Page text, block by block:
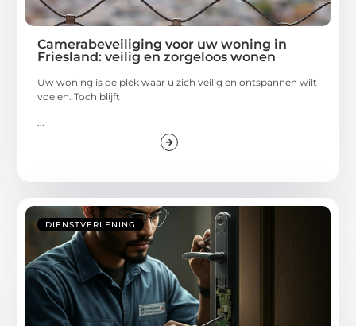
Camerabeveiliging voor uw woning in
Friesland: veilig en zorgeloos wonen
Uw woning is de plek waar u zich veilig en ontspannen wilt
voelen. Toch blijft
...
DIENSTVERLENING